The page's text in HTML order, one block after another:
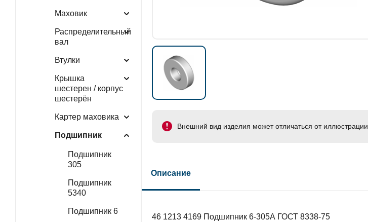
Маховик
Распределительный
вал
Втулки
Крышка
шестерен / корпус
шестерён
Картер маховика
Подшипник
Подшипник
305
Подшипник
5340
Подшипник 6
Внешний вид изделия может отличаться от иллюстрации
Описание
46 1213 4169 Подшипник 6-305А ГОСТ 8338-75